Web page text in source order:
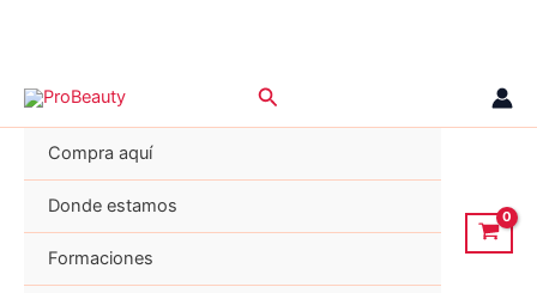
Buscar
Compra aquí
Donde estamos
Formaciones